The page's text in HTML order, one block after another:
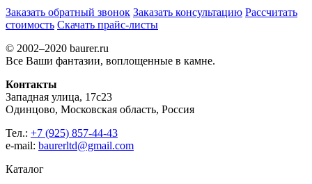
Заказать обратный звонок Заказать консультацию Рассчитать
стоимость Скачать прайс-листы
© 2002–2020 baurer.ru
Все Ваши фантазии, воплощенные в камне.
Контакты
Западная улица, 17с23
Одинцово, Московская область, Россия
Тел.: +7 (925) 857-44-43
e-mail: baurerltd@gmail.com
Каталог